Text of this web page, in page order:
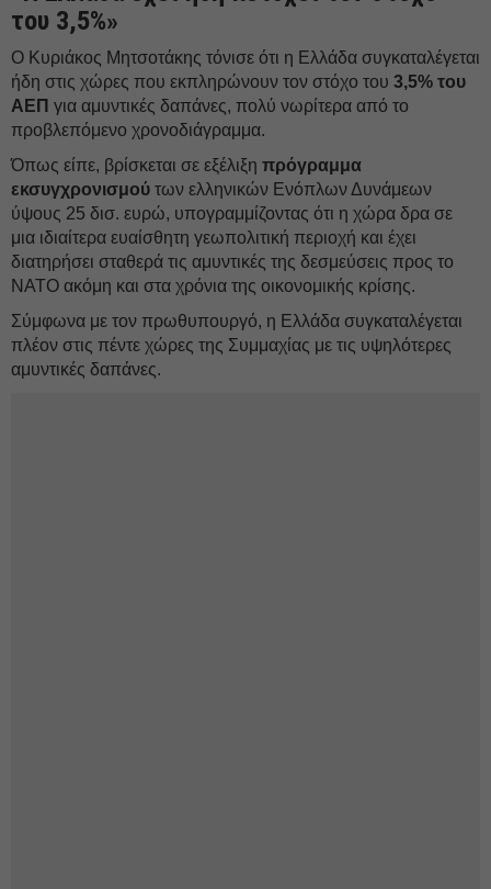
του 3,5%»
Ο Κυριάκος Μητσοτάκης τόνισε ότι η Ελλάδα συγκαταλέγεται
ήδη στις χώρες που εκπληρώνουν τον στόχο του 3,5% του
ΑΕΠ για αμυντικές δαπάνες, πολύ νωρίτερα από το
προβλεπόμενο χρονοδιάγραμμα.
Όπως είπε, βρίσκεται σε εξέλιξη πρόγραμμα
εκσυγχρονισμού των ελληνικών Ενόπλων Δυνάμεων
ύψους 25 δισ. ευρώ, υπογραμμίζοντας ότι η χώρα δρα σε
μια ιδιαίτερα ευαίσθητη γεωπολιτική περιοχή και έχει
διατηρήσει σταθερά τις αμυντικές της δεσμεύσεις προς το
ΝΑΤΟ ακόμη και στα χρόνια της οικονομικής κρίσης.
Σύμφωνα με τον πρωθυπουργό, η Ελλάδα συγκαταλέγεται
πλέον στις πέντε χώρες της Συμμαχίας με τις υψηλότερες
αμυντικές δαπάνες.